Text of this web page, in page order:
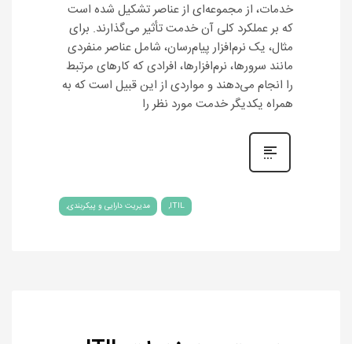
خدمات، از مجموعه‌ای از عناصر تشکیل شده است
که بر عملکرد کلی آن خدمت تأثیر می‌گذارند. برای
مثال، یک نرم‌افزار پیام‌رسان، شامل عناصر منفردی
مانند سرورها، نرم‌افزارها، افرادی که کارهای مرتبط
را انجام می‌دهند و مواردی از این قبیل است که به
همراه یکدیگر خدمت مورد نظر را
ITIL مدیریت دارایی و پیکربندی